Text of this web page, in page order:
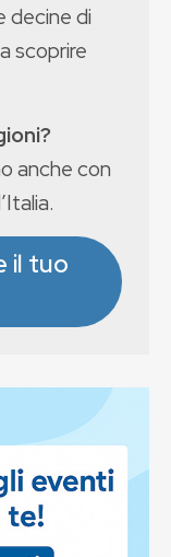
decine di
scoprire
anche con
il tuo